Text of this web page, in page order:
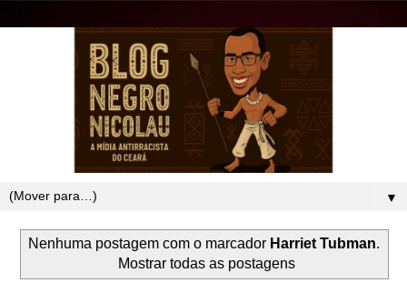
▼
Nenhuma postagem com o marcador Harriet Tubman.
Mostrar todas as postagens